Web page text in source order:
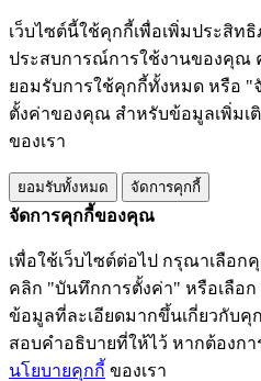
เว็บไซต์นี้ใช้คุกกี้เพื่อเพิ่มประสิท
ประสบการณ์การใช้งานของคุณ
ยอมรับการใช้คุกกี้ทั้งหมด หรือ "
ตั้งค่าของคุณ สำหรับข้อมูลเพิ่มเ
ของเรา
ยอมรับทั้งหมด จัดการคุกกี้
จัดการคุกกี้ของคุณ
เพื่อใช้เว็บไซต์ต่อไป กรุณาเลือ
คลิก "บันทึกการตั้งค่า" หรือเลือ
ข้อมูลที่ละเอียดมากขึ้นเกี่ยวกับคุ
สอบคำอธิบายที่ให้ไว้ หากต้องกา
นโยบายคุกกี้ ของเรา